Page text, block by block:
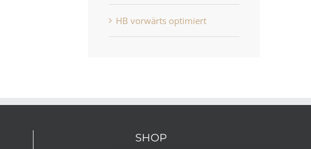
HB vorwärts optimiert
SHOP